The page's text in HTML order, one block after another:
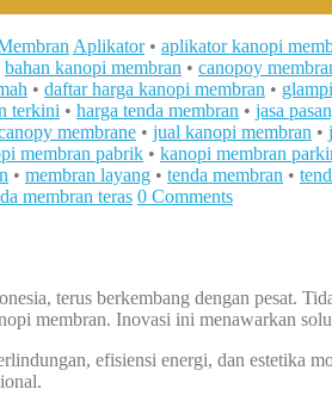
Aplikator• aplikator kanopi
bahan kanopi membran • canopoy
• daftar harga kanopi membran •
terkini • harga tenda membran • jasa
membrane • jual kanopi membran •
membran pabrik • kanopi membran
• membran layang • tenda membran •
membran teras 0 Comments
terus berkembang dengan pesat.
membran. Inovasi ini menawarkan
efisiensi energi, dan estetika